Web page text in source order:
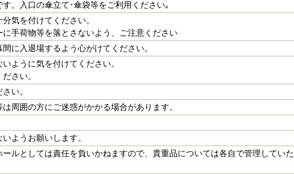
。入口の傘立て･傘袋等をご利用ください｡
気を付けてください。
手荷物等を落とさないよう、ご注意ください
に入退場するよう心がけてください。
ように気を付けてください。
さい。
い。
周囲の方にご迷惑がかかる場合があります。
ようお願いします。
ルとしては責任を負いかねますので、貴重品については各自で管理していた